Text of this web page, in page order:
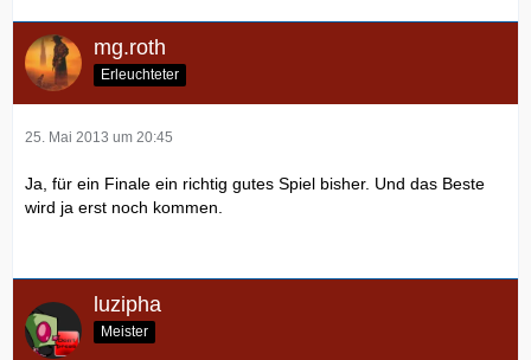
mg.roth
Erleuchteter
25. Mai 2013 um 20:45
Ja, für ein Finale ein richtig gutes Spiel bisher. Und das Beste
wird ja erst noch kommen.
luzipha
Meister